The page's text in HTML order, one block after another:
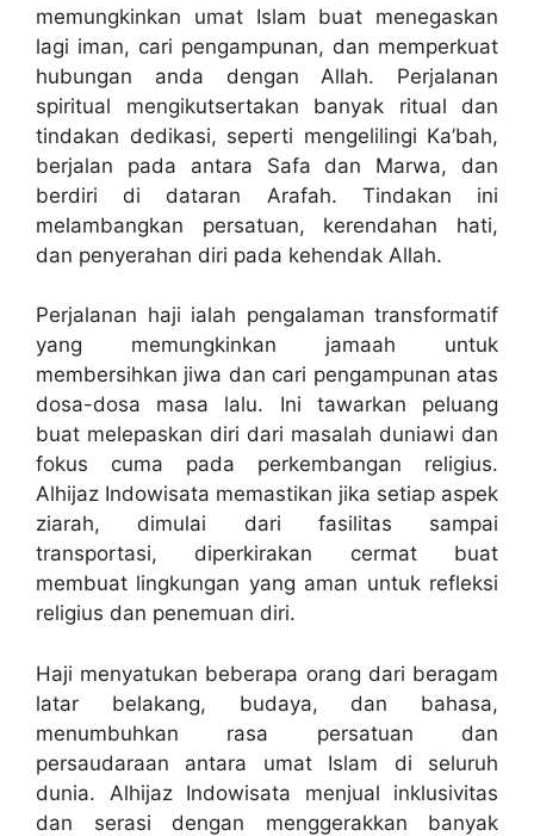
memungkinkan umat Islam buat menegaskan
lagi iman, cari pengampunan, dan memperkuat
hubungan anda dengan Allah. Perjalanan
spiritual mengikutsertakan banyak ritual dan
tindakan dedikasi, seperti mengelilingi Ka’bah,
berjalan pada antara Safa dan Marwa, dan
berdiri di dataran Arafah. Tindakan ini
melambangkan persatuan, kerendahan hati,
dan penyerahan diri pada kehendak Allah.
Perjalanan haji ialah pengalaman transformatif
yang memungkinkan jamaah untuk
membersihkan jiwa dan cari pengampunan atas
dosa-dosa masa lalu. Ini tawarkan peluang
buat melepaskan diri dari masalah duniawi dan
fokus cuma pada perkembangan religius.
Alhijaz Indowisata memastikan jika setiap aspek
ziarah, dimulai dari fasilitas sampai
transportasi, diperkirakan cermat buat
membuat lingkungan yang aman untuk refleksi
religius dan penemuan diri.
Haji menyatukan beberapa orang dari beragam
latar belakang, budaya, dan bahasa,
menumbuhkan rasa persatuan dan
persaudaraan antara umat Islam di seluruh
dunia. Alhijaz Indowisata menjual inklusivitas
dan serasi dengan menggerakkan banyak